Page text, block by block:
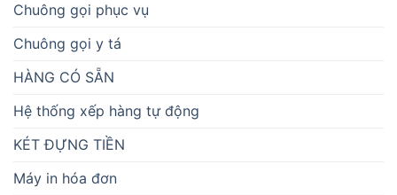
Chuông gọi phục vụ
Chuông gọi y tá
HÀNG CÓ SẴN
Hệ thống xếp hàng tự động
KÉT ĐỰNG TIỀN
Máy in hóa đơn